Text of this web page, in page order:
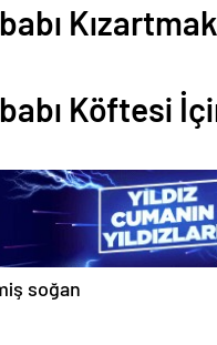
Köftesi
soğan